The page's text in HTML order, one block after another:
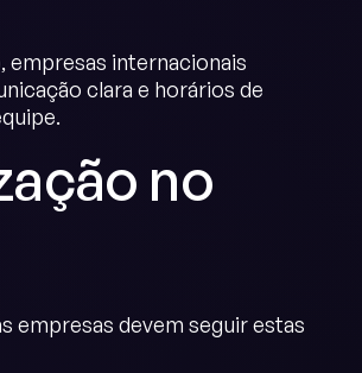
empresas internacionais
clara e horários de
no
empresas devem seguir estas